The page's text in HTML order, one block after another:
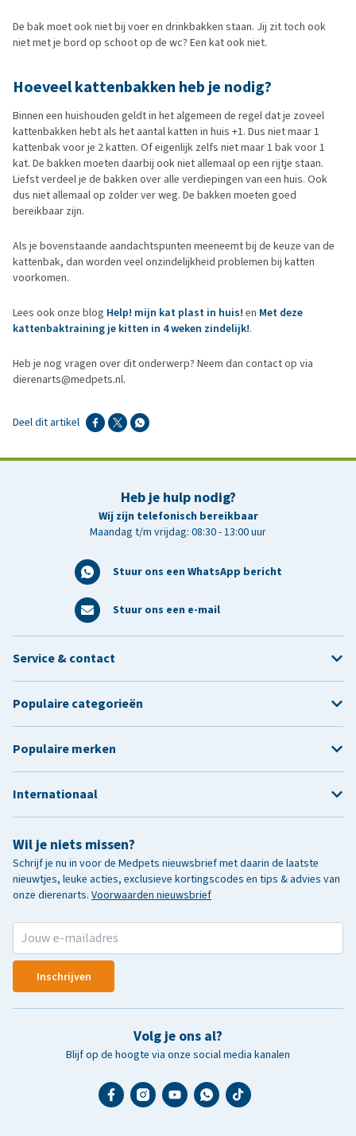
De bak moet ook niet bij voer en drinkbakken staan. Jij zit toch ook
niet met je bord op schoot op de wc? Een kat ook niet.
Hoeveel kattenbakken heb je nodig?
Binnen een huishouden geldt in het algemeen de regel dat je zoveel
kattenbakken hebt als het aantal katten in huis +1. Dus niet maar 1
kattenbak voor je 2 katten. Of eigenlijk zelfs niet maar 1 bak voor 1
kat. De bakken moeten daarbij ook niet allemaal op een rijtje staan.
Liefst verdeel je de bakken over alle verdiepingen van een huis. Ook
dus niet allemaal op zolder ver weg. De bakken moeten goed
bereikbaar zijn.
Als je bovenstaande aandachtspunten meeneemt bij de keuze van de
kattenbak, dan worden veel onzindelijkheid problemen bij katten
voorkomen.
Lees ook onze blog Help! mijn kat plast in huis! en Met deze
kattenbaktraining je kitten in 4 weken zindelijk!.
Heb je nog vragen over dit onderwerp? Neem dan contact op via
dierenarts@medpets.nl.
Deel dit artikel
Heb je hulp nodig?
Wij zijn telefonisch bereikbaar
Maandag t/m vrijdag: 08:30 - 13:00 uur
Stuur ons een WhatsApp bericht
Stuur ons een e-mail
Wil je niets missen?
Schrijf je nu in voor de Medpets nieuwsbrief met daarin de laatste
nieuwtjes, leuke acties, exclusieve kortingscodes en tips & advies van
onze dierenarts. Voorwaarden nieuwsbrief
Inschrijven
Volg je ons al?
Blijf op de hoogte via onze social media kanalen
Service & contact
Populaire categorieën
Populaire merken
Internationaal